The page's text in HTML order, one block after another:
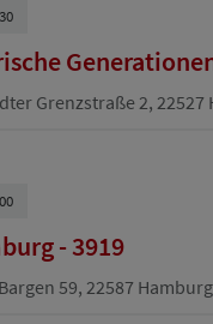
Grenzstraße 2, 22527
- 3919
59, 22587 Hamburg